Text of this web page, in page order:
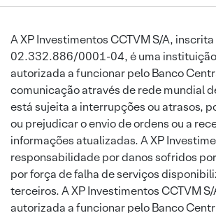
A XP Investimentos CCTVM S/A, inscrita
02.332.886/0001-04, é uma
autorizada a funcionar pelo Banco
comunicação através de rede mundial
está sujeita a interrupções ou atrasos,
ou prejudicar o envio de ordens ou a
informações atualizadas. A XP
responsabilidade por danos sofridos
por força de falha de serviços
terceiros. A XP Investimentos CCTVM
autorizada a funcionar pelo Banco